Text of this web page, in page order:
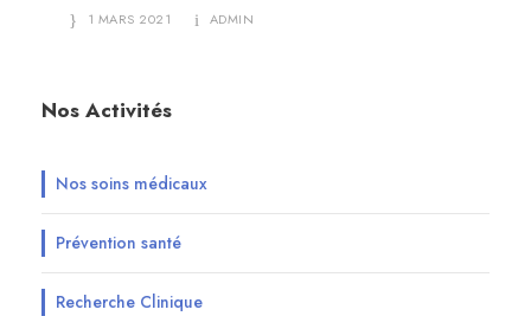
1 MARS 2021 ADMIN
Nos Activités
Nos soins médicaux
Prévention santé
Recherche Clinique